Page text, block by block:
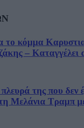
το κόμμα
– Καταγγέλει
της που δεν
Μελάνια Τραμπ